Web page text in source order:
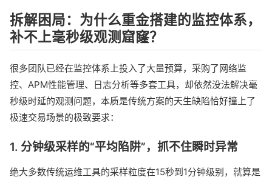
拆解困局：为什么重金搭建的监控体系，
补不上毫秒级观测窟窿？
很多团队已经在监控体系上投入了大量预算，采购了网络监
控、APM性能管理、日志分析等多套工具，却依然没法解决毫
秒级时延的观测问题，本质是传统方案的天生缺陷恰好撞上了
极速交易场景的极致要求：
1. 分钟级采样的“平均陷阱”，抓不住瞬时异常
绝大多数传统运维工具的采样粒度在15秒到1分钟级别，就算是